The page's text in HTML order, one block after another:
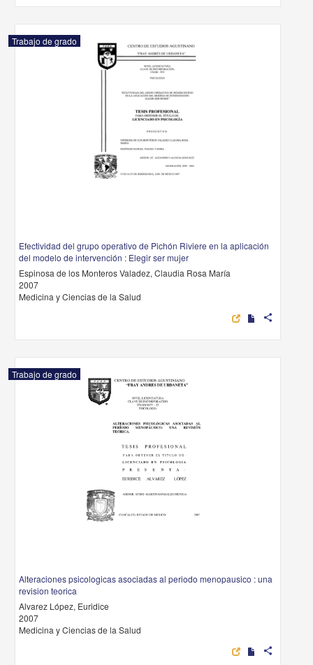
Trabajo de grado
Efectividad del grupo operativo de Pichón Riviere en la aplicación
del modelo de intervención : Elegir ser mujer
Espinosa de los Monteros Valadez, Claudia Rosa María
2007
Medicina y Ciencias de la Salud
share
Trabajo de grado
Alteraciones psicologicas asociadas al periodo menopausico : una
revision teorica
Alvarez López, Euridice
2007
Medicina y Ciencias de la Salud
share